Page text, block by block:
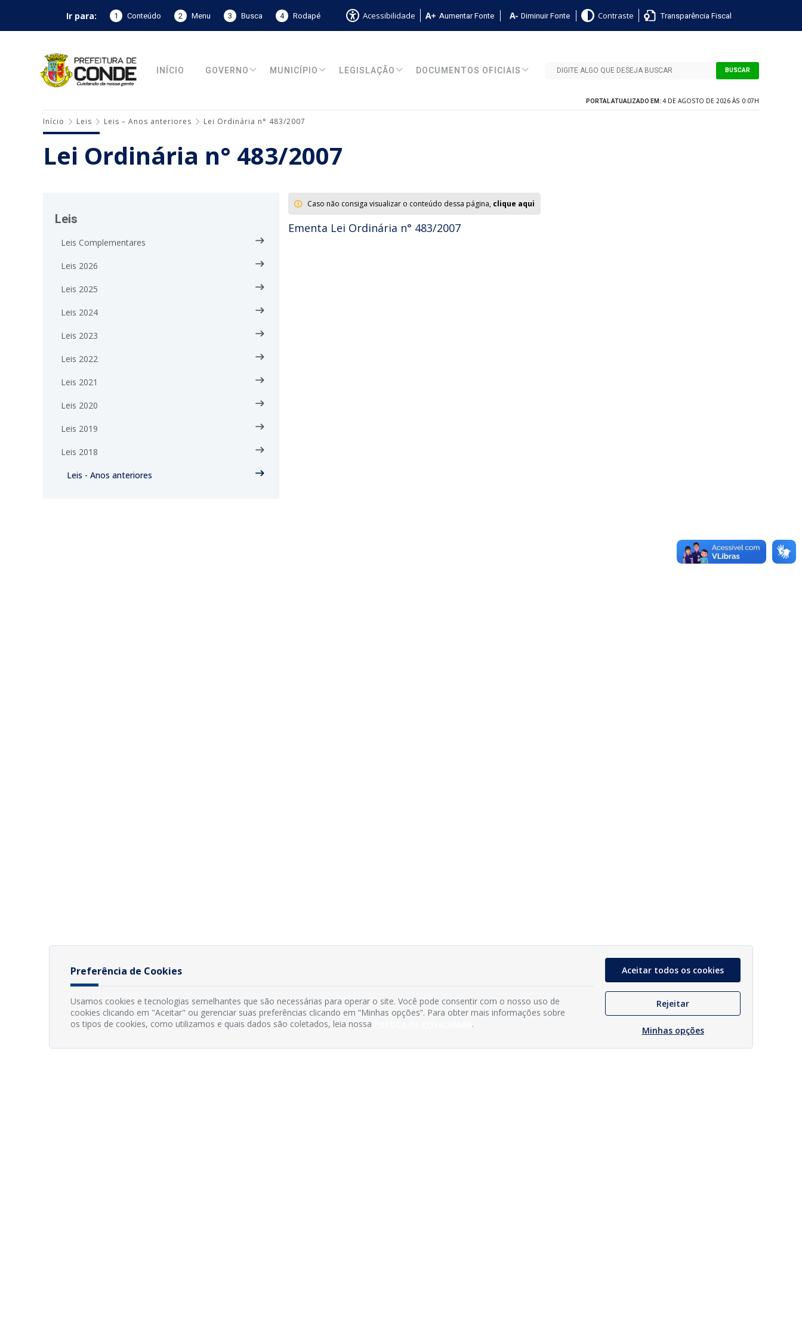
Ir para: 1 Conteúdo 2 Menu 3 Busca 4 Rodapé Acessibilidade Aumentar Fonte Diminuir Fonte Contraste Transparência Fiscal
INÍCIO GOVERNO MUNICÍPIO LEGISLAÇÃO DOCUMENTOS OFICIAIS BUSCAR
PORTAL ATUALIZADO EM: 4 DE AGOSTO DE 2026 ÀS 0:07H
Início Leis Leis – Anos anteriores Lei Ordinária n° 483/2007
Lei Ordinária n° 483/2007
Leis
Leis Complementares
Leis 2026
Leis 2025
Leis 2024
Leis 2023
Leis 2022
Leis 2021
Leis 2020
Leis 2019
Leis 2018
Leis - Anos anteriores
Caso não consiga visualizar o conteúdo dessa página, clique aqui
Ementa Lei Ordinária n° 483/2007
Preferência de Cookies
Usamos cookies e tecnologias semelhantes que são necessárias para operar o site. Você pode consentir com o nosso uso de
cookies clicando em "Aceitar" ou gerenciar suas preferências clicando em “Minhas opções”. Para obter mais informações sobre
os tipos de cookies, como utilizamos e quais dados são coletados, leia nossa
.
Aceitar todos os cookies
Rejeitar
Minhas opções